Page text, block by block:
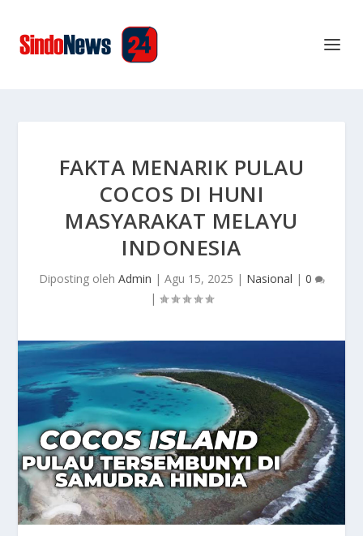
FAKTA MENARIK PULAU
COCOS DI HUNI
MASYARAKAT MELAYU
INDONESIA
Diposting oleh Admin | Agu 15, 2025 | Nasional | 0
|